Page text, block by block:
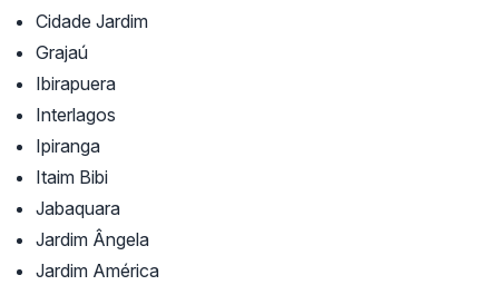
Cidade Jardim
Grajaú
Ibirapuera
Interlagos
Ipiranga
Itaim Bibi
Jabaquara
Jardim Ângela
Jardim América